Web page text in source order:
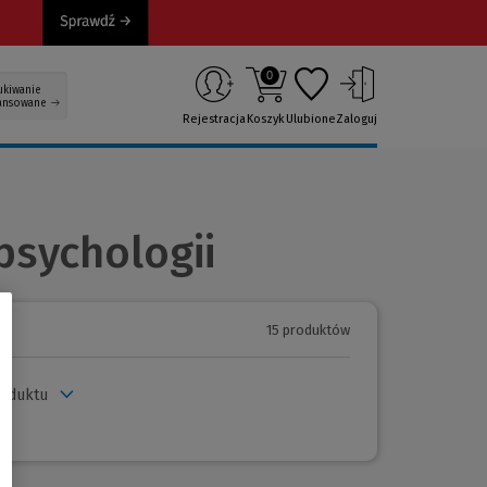
Rejestracja
0
KoszykUlubioneZaloguj
15 produktów